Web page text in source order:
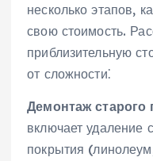
несколько этапов‚
свою стоимость.
приблизительную
от сложности⁚
Демонтаж старого
включает удаление
покрытия